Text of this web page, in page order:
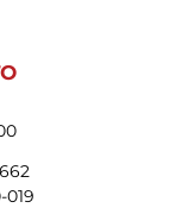
019